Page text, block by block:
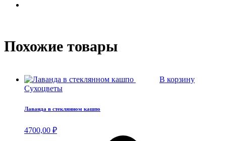
Похожие товары
В корзину
Сухоцветы
Лаванда в стеклянном кашпо
4700,00 ₽